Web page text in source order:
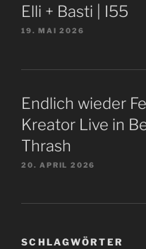
Elli + Basti | I55
19. MAI 2026
Endlich wieder
Kreator Live in
Thrash
20. APRIL 2026
SCHLAGWÖRTER